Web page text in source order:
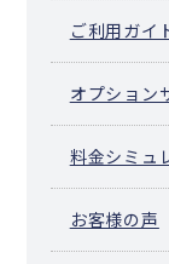
ご利用ガイ
オプション
料金シミュ
お客様の声